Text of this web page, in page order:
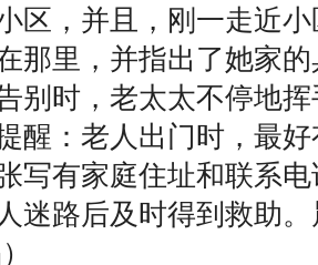
区，并且，刚一走近
那里，并指出了她家
别时，老太太不停地
：老人出门时，最好
写有家庭住址和联系
迷路后及时得到救助